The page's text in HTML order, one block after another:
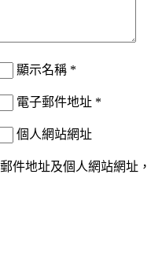
顯示名稱 *
電子郵件地址 *
個人網站網址
件地址及個人網站網址